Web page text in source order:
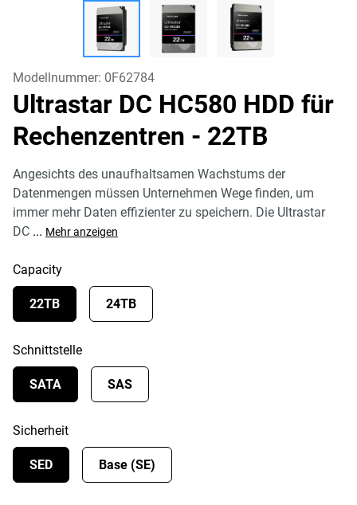
Modellnummer: 0F62784
Ultrastar DC HC580 HDD für
Rechenzentren - 22TB
Angesichts des unaufhaltsamen Wachstums der
Datenmengen müssen Unternehmen Wege finden, um
immer mehr Daten effizienter zu speichern. Die Ultrastar
DC ... Mehr anzeigen
Capacity
22TB 24TB
Schnittstelle
SATA SAS
Sicherheit
SED Base (SE)